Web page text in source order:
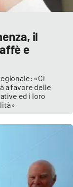
il
e
«Ci
a favore delle
ed i loro